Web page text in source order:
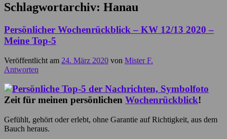
Schlagwortarchiv: Hanau
Persönlicher Wochenrückblick – KW 12/13 2020 –
Meine Top-5
Veröffentlicht am 24. März 2020 von Mister F.
Antworten
Zeit für meinen persönlichen Wochenrückblick!
Gefühlt, gehört oder erlebt, ohne Garantie auf Richtigkeit, aus dem
Bauch heraus.